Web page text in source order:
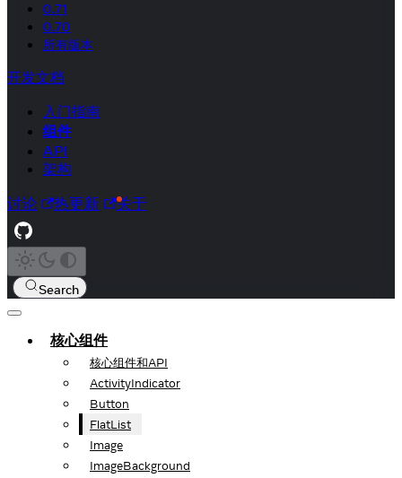
0.71
0.70
所有版本
开发文档
入门指南
组件
API
架构
讨论 热更新 关于
Search
核心组件
核心组件和API
ActivityIndicator
Button
FlatList
Image
ImageBackground